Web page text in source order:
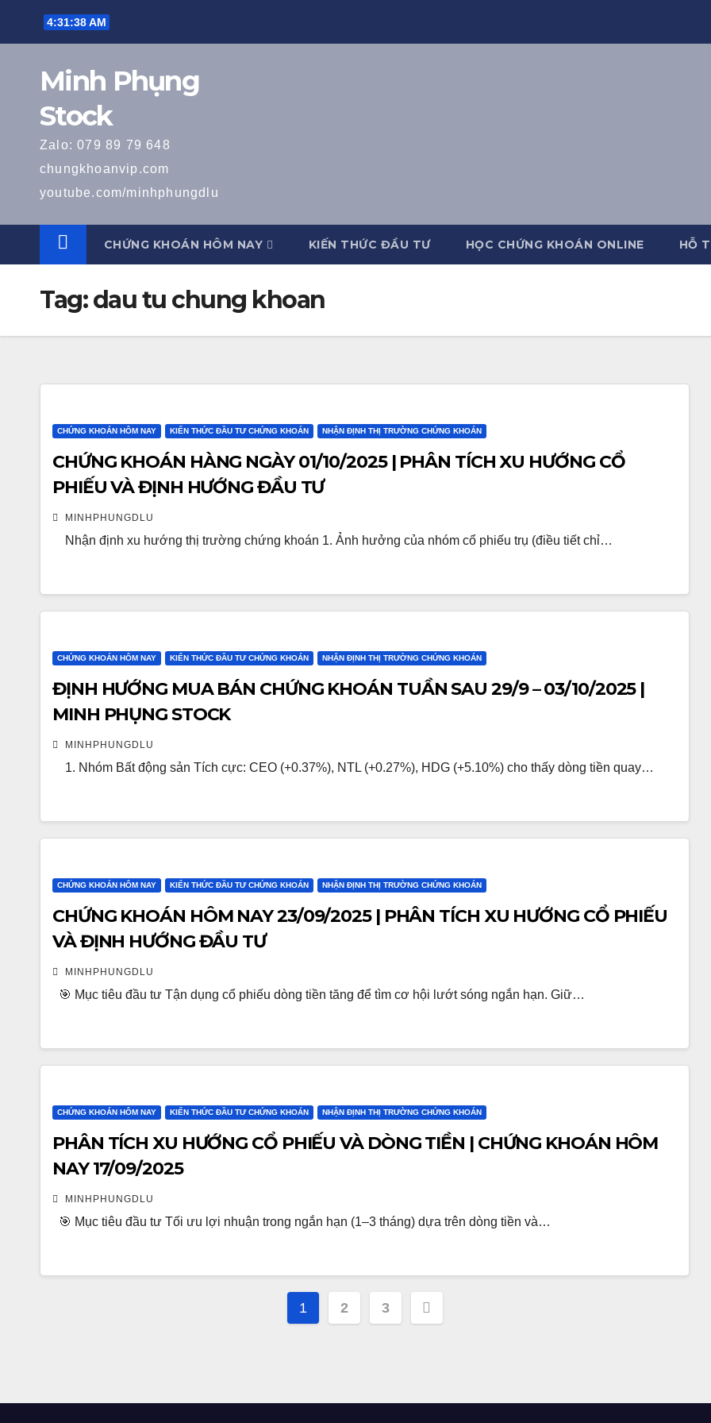
4:31:38 AM
Minh Phụng
Stock
Zalo: 079 89 79 648
chungkhoanvip.com
youtube.com/minhphungdlu
CHỨNG KHOÁN HÔM NAY KIẾN THỨC ĐẦU TƯ HỌC CHỨNG KHOÁN ONLINE HỖ
Tag:dau tu chung khoan
CHỨNG KHOÁN HÔM NAY KIẾN THỨC ĐẦU TƯ CHỨNG KHOÁN NHẬN ĐỊNH THỊ TRƯỜNG CHỨNG KHOÁN
CHỨNG KHOÁN HÀNG NGÀY 01/10/2025 | PHÂN TÍCH XU HƯỚNG CỔ
PHIẾU VÀ ĐỊNH HƯỚNG ĐẦU TƯ
MINHPHUNGDLU
Nhận định xu hướng thị trường chứng khoán 1. Ảnh hưởng của nhóm cổ phiếu trụ (điều tiết chỉ…
CHỨNG KHOÁN HÔM NAY KIẾN THỨC ĐẦU TƯ CHỨNG KHOÁN NHẬN ĐỊNH THỊ TRƯỜNG CHỨNG KHOÁN
ĐỊNH HƯỚNG MUA BÁN CHỨNG KHOÁN TUẦN SAU 29/9 – 03/10/2025 |
MINH PHỤNG STOCK
MINHPHUNGDLU
1. Nhóm Bất động sản Tích cực: CEO (+0.37%), NTL (+0.27%), HDG (+5.10%) cho thấy dòng tiền quay…
CHỨNG KHOÁN HÔM NAY KIẾN THỨC ĐẦU TƯ CHỨNG KHOÁN NHẬN ĐỊNH THỊ TRƯỜNG CHỨNG KHOÁN
CHỨNG KHOÁN HÔM NAY 23/09/2025 | PHÂN TÍCH XU HƯỚNG CỔ PHIẾU
VÀ ĐỊNH HƯỚNG ĐẦU TƯ
MINHPHUNGDLU
🎯 Mục tiêu đầu tư Tận dụng cổ phiếu dòng tiền tăng để tìm cơ hội lướt sóng ngắn hạn. Giữ…
CHỨNG KHOÁN HÔM NAY KIẾN THỨC ĐẦU TƯ CHỨNG KHOÁN NHẬN ĐỊNH THỊ TRƯỜNG CHỨNG KHOÁN
PHÂN TÍCH XU HƯỚNG CỔ PHIẾU VÀ DÒNG TIỀN | CHỨNG KHOÁN HÔM
NAY 17/09/2025
MINHPHUNGDLU
🎯 Mục tiêu đầu tư Tối ưu lợi nhuận trong ngắn hạn (1–3 tháng) dựa trên dòng tiền và…
Posts
1 2 3